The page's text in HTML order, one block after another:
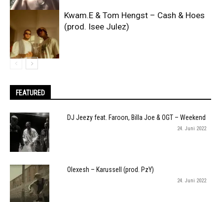
Kwam.E & Tom Hengst – Cash & Hoes
(prod. Isee Julez)
FEATURED
DJ Jeezy feat. Faroon, Billa Joe & OGT – Weekend
24. Juni 2022
Olexesh – Karussell (prod. PzY)
24. Juni 2022